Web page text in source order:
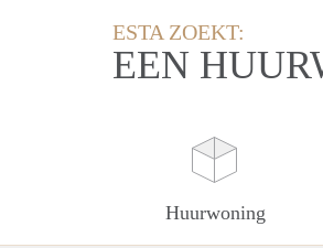
ESTA ZOEKT:
EEN
Huurwoning